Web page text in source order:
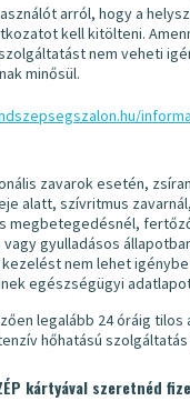
arról, hogy a
kell kitölteni.
nem veheti
minősül.
zavarok esetén,
alatt, szívritmus
megbetegedésnél,
gyulladásos
nem lehet igénybe
egészségügyi
legalább 24 óráig tilos
hőhatású
kártyával szeretnéd